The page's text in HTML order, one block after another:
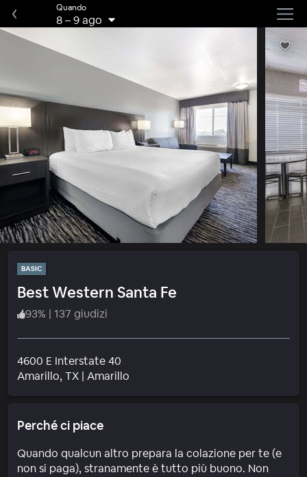
Quando
8–9 ago
BASIC
Best Western Santa Fe
93% | 137 giudizi
4600 E Interstate 40
Amarillo, TX | Amarillo
Perché ci piace
Quando qualcun altro prepara la colazione per te (e
non si paga), stranamente è tutto più buono. Non